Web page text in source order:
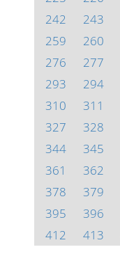
242
243
259
260
276
277
293
294
310
311
327
328
344
345
361
362
378
379
395
396
412
413